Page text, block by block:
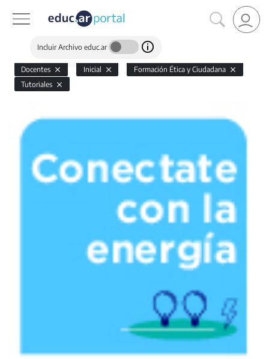
Incluir Archivo educ.ar
Docentes Inicial
Formación Ética y Ciudadana
Tutoriales